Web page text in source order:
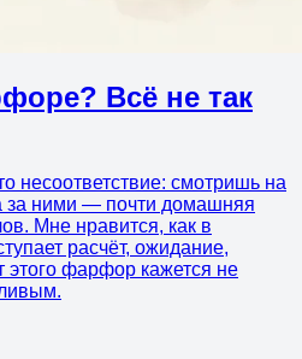
Всё не так
несоответствие: смотришь на
за ними — почти домашняя
Мне нравится, как в
расчёт, ожидание,
фарфор кажется не